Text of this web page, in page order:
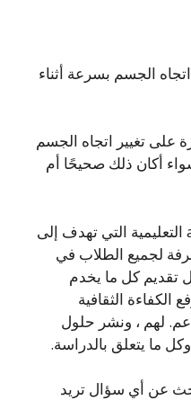
الجسم بسرعة أثناء
على تغيير اتجاه الجسم
أكان ذلك صحيحًا أم
نرحب بكم في منصة alyazedi التعليمية التي تهدف إلى
لجميع الطلاب في
تقديم كل ما يخدم
الكفاءة الثقافية
لهم ، ونشر حلول
وكل ما يتعلق بالدراسة.
عن أي سؤال تريد